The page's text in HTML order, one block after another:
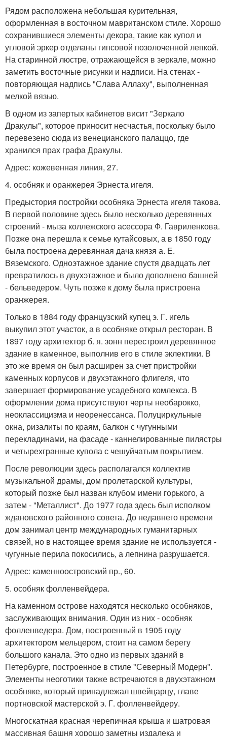
Рядом расположена небольшая курительная,
оформленная в восточном мавританском стиле. Хорошо
сохранившиеся элементы декора, такие как купол и
угловой эркер отделаны гипсовой позолоченной лепкой.
На старинной люстре, отражающейся в зеркале, можно
заметить восточные рисунки и надписи. На стенах -
повторяющая надпись "Слава Аллаху", выполненная
мелкой вязью.
В одном из запертых кабинетов висит "Зеркало
Дракулы", которое приносит несчастья, поскольку было
перевезено сюда из венецианского палаццо, где
хранился прах графа Дракулы.
Адрес: кожевенная линия, 27.
4. особняк и оранжерея Эрнеста игеля.
Предыстория постройки особняка Эрнеста игеля такова.
В первой половине здесь было несколько деревянных
строений - мыза коллежского асессора Ф. Гавриленкова.
Позже она перешла к семье кутайсовых, а в 1850 году
была построена деревянная дача князя а. Е.
Вяземского. Одноэтажное здание спустя двадцать лет
превратилось в двухэтажное и было дополнено башней
- бельведером. Чуть позже к дому была пристроена
оранжерея.
Только в 1884 году французский купец э. Г. игель
выкупил этот участок, а в особняке открыл ресторан. В
1897 году архитектор б. я. зонн перестроил деревянное
здание в каменное, выполнив его в стиле эклектики. В
это же время он был расширен за счет пристройки
каменных корпусов и двухэтажного флигеля, что
завершает формирование усадебного комлекса. В
оформлении дома присутствуют черты необарокко,
неоклассицизма и неоренессанса. Полуциркульные
окна, ризалиты по краям, балкон с чугунными
перекладинами, на фасаде - каннелированные пилястры
и четырехгранные купола с чешуйчатым покрытием.
После революции здесь располагался коллектив
музыкальной драмы, дом пролетарской культуры,
который позже был назван клубом имени горького, а
затем - "Металлист". До 1977 года здесь был исполком
ждановского районного совета. До недавнего времени
дом занимал центр международных гуманитарных
связей, но в настоящее время здание не используется -
чугунные перила покосились, а лепнина разрушается.
Адрес: каменноостровский пр., 60.
5. особняк фолленвейдера.
На каменном острове находятся несколько особняков,
заслуживающих внимания. Один из них - особняк
фолленведера. Дом, построенный в 1905 году
архитектором мельцером, стоит на самом берегу
большого канала. Это одно из первых зданий в
Петербурге, построенное в стиле "Северный Модерн".
Элементы неоготики также встречаются в двухэтажном
особняке, который принадлежал швейцарцу, главе
портновской мастерской э. Г. фолленвейдеру.
Многоскатная красная черепичная крыша и шатровая
массивная башня хорошо заметны издалека и